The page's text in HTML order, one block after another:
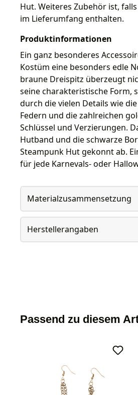
Hut. Weiteres Zubehör ist,
im Lieferumfang enthalten.
Produktinformationen
Ein ganz besonderes
Kostüm eine besonders edle
braune Dreispitz überzeugt
seine charakteristische Form,
durch die vielen Details wie
Federn und die zahlreichen
Schlüssel und Verzierungen.
Hutband und die schwarze
Steampunk Hut gekonnt ab.
für jede Karnevals- oder
Materialzusammensetzung
Herstellerangaben
Passend zu diesem